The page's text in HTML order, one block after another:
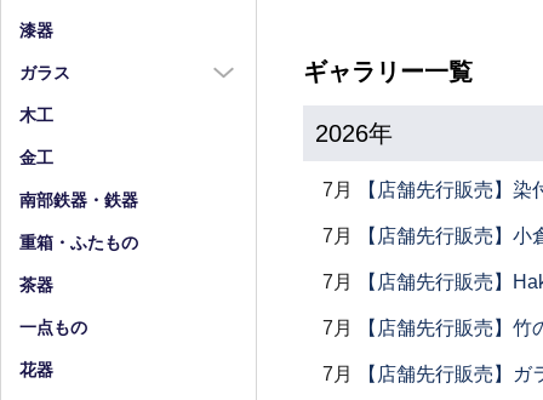
ギャラリー一覧
2026年
7月 【店舗先行販売】染
7月 【店舗先行販売】
7月 【店舗先行販売】
7月 【店舗先行販売】竹
7月 【店舗先行販売】ガ
箸置
漆器
ガラス
ガラス全商品
グラス
ガラス皿
木工
金工
南部鉄器・鉄器
重箱・ふたもの
茶器
一点もの
花器